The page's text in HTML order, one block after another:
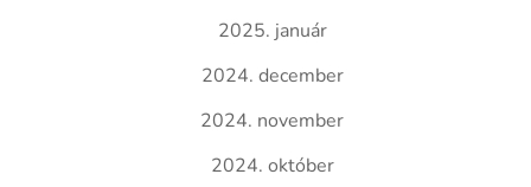
2025. január
2024. december
2024. november
2024. október